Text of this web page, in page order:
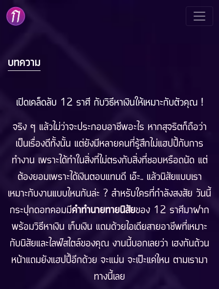
บทความ
เปิดเคล็ดลับ 12 ราศี กับวิธีหาเงินให้เหมาะกับตัวคุณ !
จริง ๆ แล้วไม่ว่าจะประกอบอาชีพอะไร หากสุจริตก็ถือว่า
เป็นเรื่องดีทั้งนั้น แต่ยังมีหลายคนที่รู้สึกไม่แฮปปี้กับการ
ทำงาน เพราะได้ทำในสิ่งที่ไม่ตรงกับสิ่งที่ชอบหรือถนัด แต่
ต้องยอมเพราะได้เงินตอบแทนดี เอ๊ะ.. แล้วนิสัยแบบเรา
เหมาะกับงานแบบไหนกันล่ะ ? สำหรับใครที่กำลังสงสัย วันนี้
กระปุกดอทคอมมีคำทำนายทายนิสัยของ 12 ราศีมาฝาก
พร้อมวิธีหาเงิน เก็บเงิน แถมด้วยไอเดียสายอาชีพที่เหมาะ
กับนิสัยและไลฟ์สไตล์ของคุณ งานนี้บอกเลยว่า เฮงกันถ้วน
หน้าแถมยังแฮปปี้อีกด้วย จะแม่น จะเป๊ะแค่ไหน ตามเรามา
ทางนี้เลย